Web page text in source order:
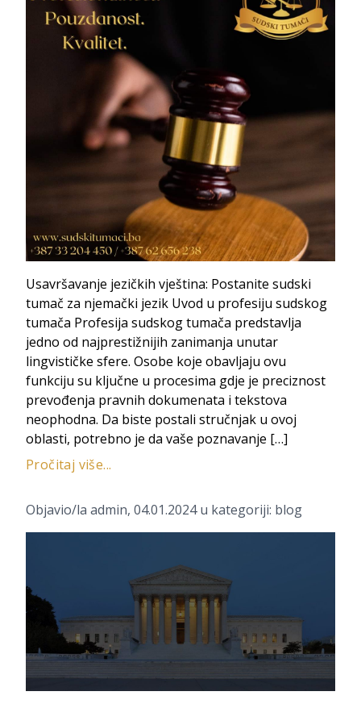
Usavršavanje jezičkih vještina: Postanite sudski
tumač za njemački jezik Uvod u profesiju sudskog
tumača Profesija sudskog tumača predstavlja
jedno od najprestižnijih zanimanja unutar
lingvističke sfere. Osobe koje obavljaju ovu
funkciju su ključne u procesima gdje je preciznost
prevođenja pravnih dokumenata i tekstova
neophodna. Da biste postali stručnjak u ovoj
oblasti, potrebno je da vaše poznavanje […]
Pročitaj više...
Objavio/la admin, 04.01.2024u kategoriji: blog